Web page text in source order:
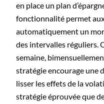
en place un plan
fonctionnalité permet
automatiquement un
des intervalles réguliers.
semaine,
stratégie encourage une
lisser les effets de la
stratégie éprouvée que